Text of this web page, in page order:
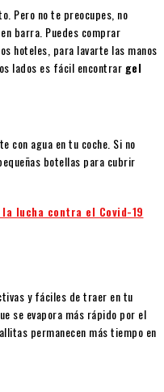
Pero no te preocupes, no
en barra. Puedes comprar
hoteles, para lavarte las manos
lados es fácil encontrar gel
con agua en tu coche. Si no
botellas para cubrir
lucha contra el Covid-19
y fáciles de traer en tu
se evapora más rápido por el
permanecen más tiempo en